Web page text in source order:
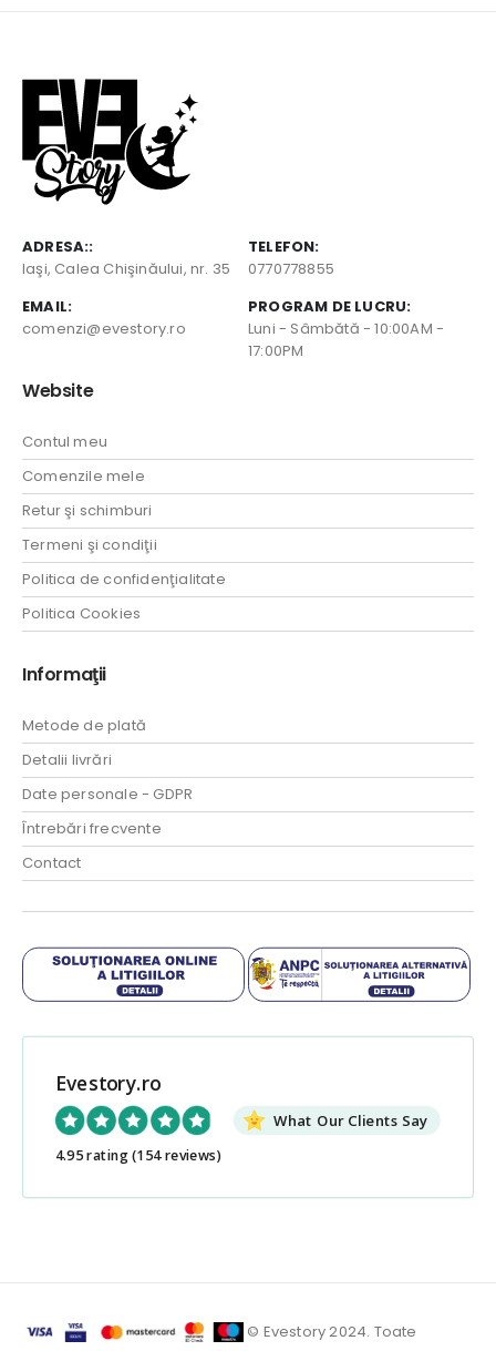
ADRESA::
Iaşi, Calea Chişinăului, nr. 35
TELEFON:
0770778855
EMAIL:
comenzi@evestory.ro
PROGRAM DE LUCRU:
Luni - Sâmbătă - 10:00AM -
17:00PM
Website
Contul meu
Comenzile mele
Retur şi schimburi
Termeni şi condiţii
Politica de confidenţialitate
Politica Cookies
Informaţii
Metode de plată
Detalii livrări
Date personale - GDPR
Întrebări frecvente
Contact
Evestory.ro
What Our Clients Say
4.95 rating(154 reviews)
© Evestory 2024. Toate